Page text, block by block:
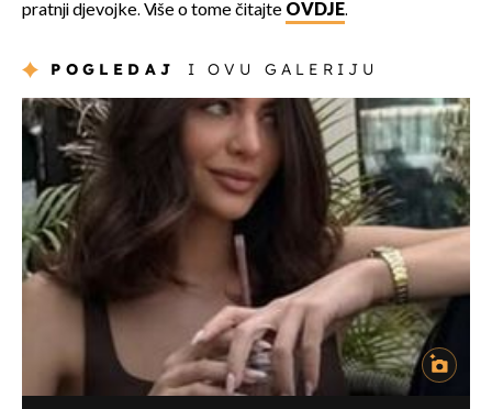
pratnji djevojke. Više o tome čitajte OVDJE.
POGLEDAJ I OVU GALERIJU